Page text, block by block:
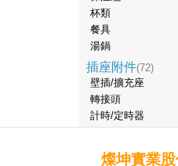
杯類
餐具
湯鍋
插座附件(72)
壁插/擴充座
轉接頭
計時/定時器